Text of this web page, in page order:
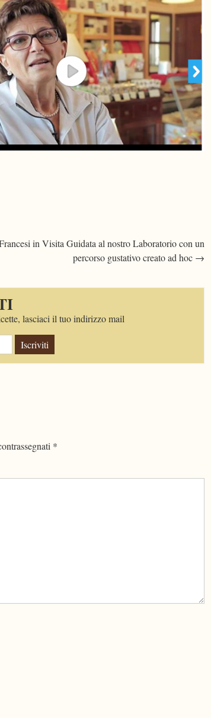
in Visita Guidata al nostro Laboratorio con un
percorso gustativo creato ad hoc →
lasciaci il tuo indirizzo mail
Iscriviti
*